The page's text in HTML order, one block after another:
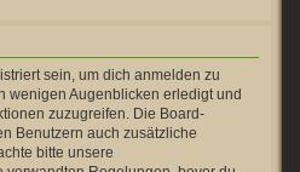
sein, um dich anmelden zu
wenigen Augenblicken erledigt und
zuzugreifen. Die Board-
Benutzern auch zusätzliche
bitte unsere